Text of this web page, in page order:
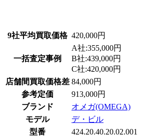
9社平均買取価格 420,000円
一括査定事例
A社:355,000円
B社:439,000円
C社:420,000円
店舗間買取価格差 84,000円
参考定価
913,000円
ブランド
オメガ(OMEGA)
モデル
デ・ビル
型番
424.20.40.20.02.001